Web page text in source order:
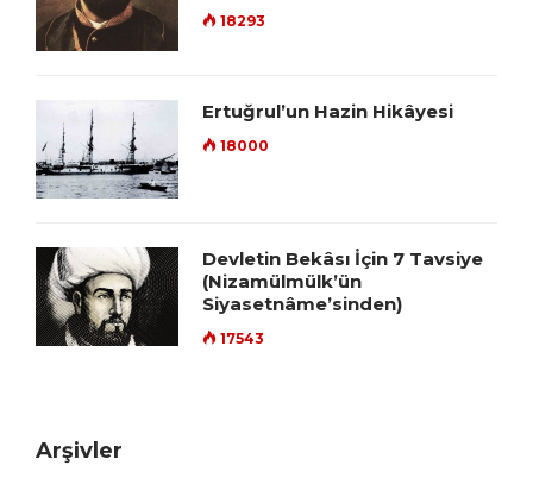
18293
Ertuğrul’un Hazin Hikâyesi
18000
Devletin Bekâsı İçin 7 Tavsiye
(Nizamülmülk’ün
Siyasetnâme’sinden)
17543
Arşivler